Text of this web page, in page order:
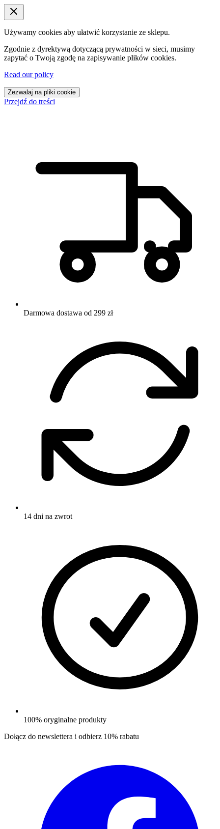
Używamy cookies aby ułatwić korzystanie ze sklepu.
Zgodnie z dyrektywą dotyczącą prywatności w sieci, musimy
zapytać o Twoją zgodę na zapisywanie plików cookies.
Read our policy
Zezwalaj na pliki cookie
Przejdź do treści
Darmowa dostawa od 299 zł
14 dni na zwrot
100% oryginalne produkty
Dołącz do newslettera i odbierz 10% rabatu